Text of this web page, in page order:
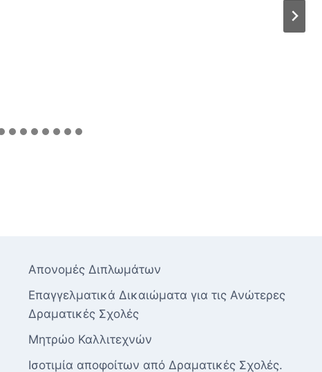
Απονομές Διπλωμάτων
Επαγγελματικά Δικαιώματα για τις Ανώτερες
Δραματικές Σχολές
Μητρώο Καλλιτεχνών
Ισοτιμία αποφοίτων από Δραματικές Σχολές.